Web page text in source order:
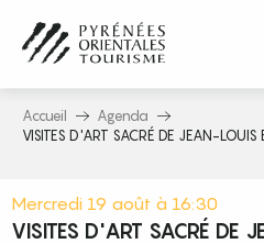
contenu
principal
Accueil
Agenda
VISITES D'ART SACRÉ DE JEAN-LOUIS
Mercredi 19 août à 16:30
VISITES D'ART SACRÉ DE